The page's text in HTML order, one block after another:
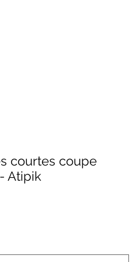
courtes coupe
Atipik